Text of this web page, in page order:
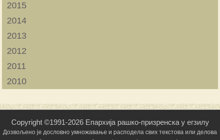
2015
2014
2013
2012
2011
2010
Copyright ©1991-2026 Епархија рашко-призренска у егзилу
Дозвољено је дословно умножавање и расподела свих текстова или делова